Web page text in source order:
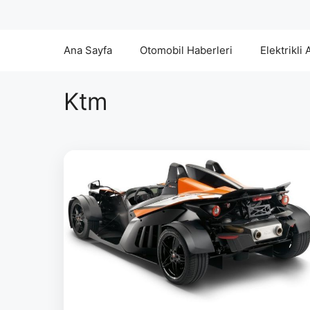
Ana Sayfa Otomobil Haberleri Elektrikli
Ktm